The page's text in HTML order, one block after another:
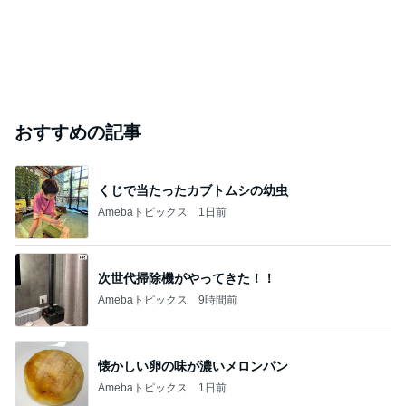
おすすめの記事
くじで当たったカブトムシの幼虫
Amebaトピックス 1日前
次世代掃除機がやってきた！！
Amebaトピックス 9時間前
懐かしい卵の味が濃いメロンパン
Amebaトピックス 1日前